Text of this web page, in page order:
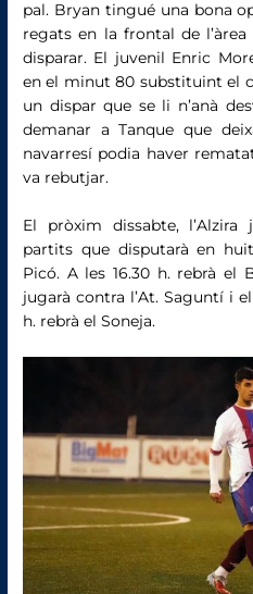
pal. Bryan tingué una bona
regats en la frontal de
disparar. El juvenil Enric
en el minut 80 substituint el
un dispar que se li n’anà
demanar a Tanque que
navarresí podia haver
va rebutjar.
El pròxim dissabte,
partits que disputarà en
Picó. A les 16.30 h. rebrà el
jugarà contra l’At. Saguntí i
h. rebrà el Soneja.